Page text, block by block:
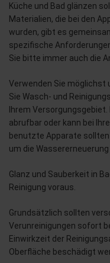
Küche und Bad glänzen
Materialien, die bei den
wurden, gibt es
spezifische
Sie bitte immer auch die
Verwenden Sie möglichst
Sie Wasch- und
Ihrem
abrufbar oder kann bei
benutzte Apparate
um die
Glanz und Sauberkeit in
Reinigung voraus.
Grundsätzlich sollten
Verunreinigungen sofort
Einwirkzeit der
Oberfläche beschädigt